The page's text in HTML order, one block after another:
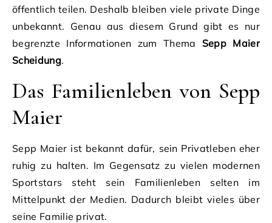
öffentlich teilen. Deshalb bleiben viele private Dinge
unbekannt. Genau aus diesem Grund gibt es nur
begrenzte Informationen zum Thema Sepp Maier
Scheidung.
Das Familienleben von Sepp
Maier
Sepp Maier ist bekannt dafür, sein Privatleben eher
ruhig zu halten. Im Gegensatz zu vielen modernen
Sportstars steht sein Familienleben selten im
Mittelpunkt der Medien. Dadurch bleibt vieles über
seine Familie privat.